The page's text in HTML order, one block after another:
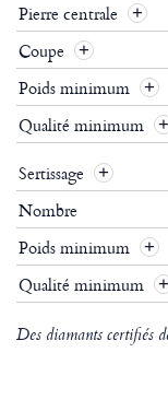
Pierre centrale
Coupe
Poids minimum
Qualité minimum
Sertissage
Nombre
Poids minimum
Qualité minimum
Des diamants certifiés